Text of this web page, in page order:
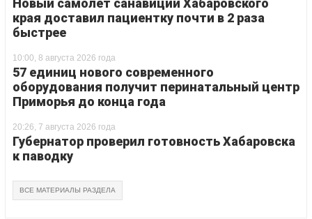
Новый самолет санавиции Хабаровского
края доставил пациентку почти в 2 раза
быстрее
10:00, 8 августа 2026 года
57 единиц нового современного
оборудования получит перинатальный центр
Приморья до конца года
20:26, 7 августа 2026 года
Губернатор проверил готовность Хабаровска
к паводку
ВСЕ МАТЕРИАЛЫ РАЗДЕЛА